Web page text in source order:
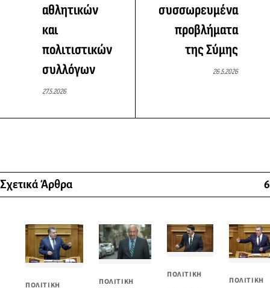
αθλητικών
και
πολιτιστικών
συλλόγων
27.5.2026
συσσωρευμένα
προβλήματα
της Σύμης
26.5.2026
Σχετικά Άρθρα 6
ΠΟΛΙΤΙΚΗ ΠΟΛΙΤΙΚΗ
ΠΟΛΙΤΙΚΗ
ΠΟΛΙΤΙΚΗ